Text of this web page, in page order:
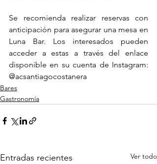
Se recomienda realizar reservas con
anticipación para asegurar una mesa en
Luna Bar. Los interesados pueden
acceder a estas a través del enlace
disponible en su cuenta de Instagram:
@acsantiagocostanera
Bares
Gastronomía
Entradas recientes Ver todo